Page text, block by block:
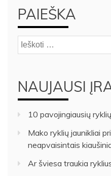
PAIEŠKA
Ieškoti:
NAUJAUSI
10 pavojingiausių ryklių
Mako ryklių jaunikliai
neapvaisintais
Ar šviesa traukia